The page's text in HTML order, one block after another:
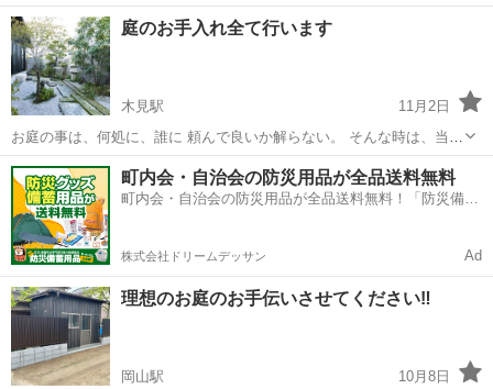
岡山 小田郡 小田駅 草刈り
庭のお手入れ全て行います
木見駅
11月2日
お庭の事は、何処に、誰に 頼んで良いか解らない。 そんな時は、当社
にお任せ下さい。お気軽にご連絡下さい！ お庭の事なら~愛緑苑 あな
たの街の植木屋さん 🌲業務内容🌲 🌲お庭や緑地の管理 庭木の剪定、
お手入れ、 病害虫の...
岡山 倉敷市 木見駅 剪定/造園 草刈
町内会・自治会の防災用品が全品送料無料
町内会・自治会の防災用品が全品送料無料！「防災備蓄
株式会社ドリームデッサン Ad
理想のお庭のお手伝いさせてください‼︎
岡山駅
10月8日